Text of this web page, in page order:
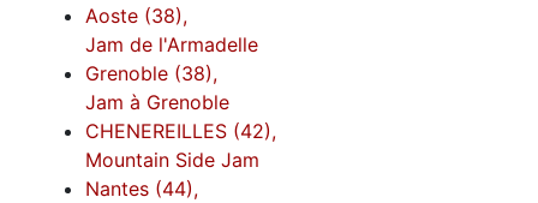
Aoste (38),
Jam de l'Armadelle
Grenoble (38),
Jam à Grenoble
CHENEREILLES (42),
Mountain Side Jam
Nantes (44),